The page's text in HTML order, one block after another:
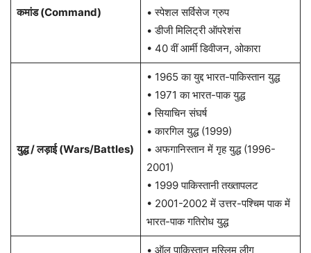
कमांड (Command)
• स्पेशल सर्विसेज ग्रुप
• डीजी मिलिट्री ऑपरेशंस
• 40 वीं आर्मी डिवीजन, ओकारा
युद्ध / लड़ाई (Wars/Battles)
• 1965 का युद्द भारत-पाकिस्तान युद्ध
• 1971 का भारत-पाक युद्ध
• सियाचिन संघर्ष
• कारगिल युद्ध (1999)
• अफगानिस्तान में गृह युद्ध (1996-
2001)
• 1999 पाकिस्तानी तख्तापलट
• 2001-2002 में उत्तर-पश्चिम पाक में
भारत-पाक गतिरोध युद्ध
• ऑल पाकिस्तान मुस्लिम लीग